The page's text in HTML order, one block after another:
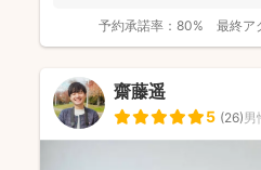
予約承諾率： 80% 最終ア
齋藤遥
5 (26)男